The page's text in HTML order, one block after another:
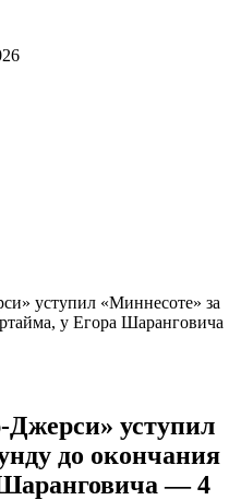
уступил «Миннесоте» за
у Егора Шаранговича
уступил
до окончания
— 4